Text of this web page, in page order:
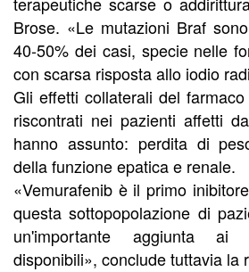
Brose. «Le mutazioni Braf
40-50% dei casi, specie nelle
con scarsa risposta allo iodio
Gli effetti collaterali del
riscontrati nei pazienti affetti
hanno assunto: perdita di
della funzione epatica e renale.
«Vemurafenib è il primo
questa sottopopolazione di
un'importante aggiunta ai
disponibili», conclude tuttavia la